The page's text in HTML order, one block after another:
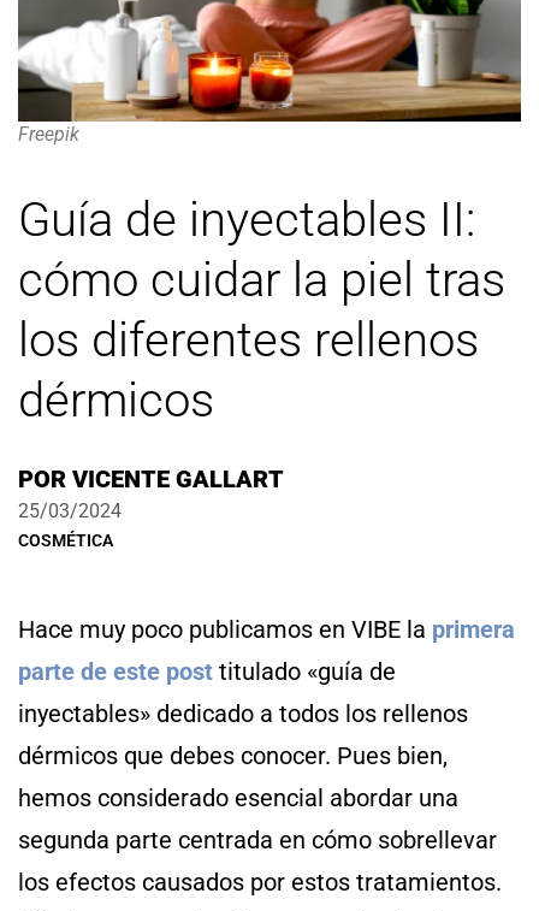
Freepik
Guía de inyectables II:
cómo cuidar la piel tras
los diferentes rellenos
dérmicos
POR VICENTE GALLART
25/03/2024
COSMÉTICA
Hace muy poco publicamos en VIBE la primera
parte de este post titulado «guía de
inyectables» dedicado a todos los rellenos
dérmicos que debes conocer. Pues bien,
hemos considerado esencial abordar una
segunda parte centrada en cómo sobrellevar
los efectos causados por estos tratamientos.